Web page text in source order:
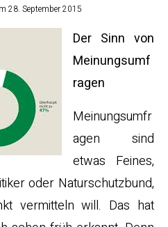
28. September 2015
Der Sinn von
Meinungsumf
ragen
Meinungsumfr
agen sind
etwas Feines,
oder Naturschutzbund,
vermitteln will. Das hat